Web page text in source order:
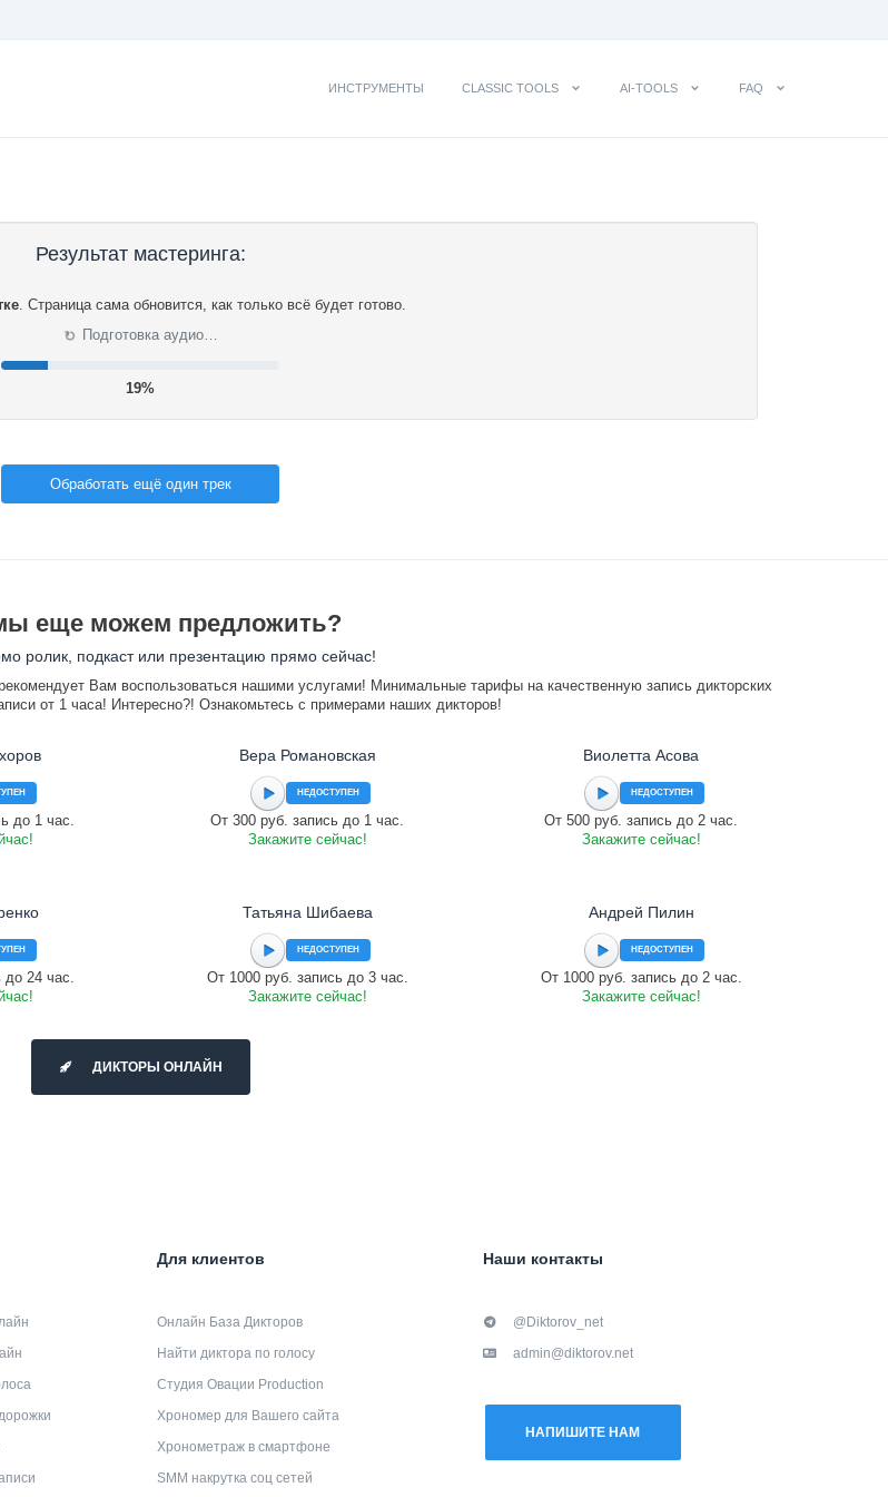
ИНСТРУМЕНТЫ CLASSIC TOOLS AI-TOOLS FAQ
Результат мастеринга:
. Страница сама обновится, как только всё будет готово.
⟳ Подготовка аудио…
20%
Обработать ещё один трек
еще можем предложить?
ролик, подкаст или презентацию прямо сейчас!
Вам воспользоваться нашими услугами! Минимальные тарифы на качественную запись дикторских
от 1 часа! Интересно?! Ознакомьтесь с примерами наших дикторов!
до 1 час.
Вера Романовская
НЕДОСТУПЕН
От 300 руб. запись до 1 час.
Закажите сейчас!
Виолетта Асова
НЕДОСТУПЕН
От 500 руб. запись до 2 час.
Закажите сейчас!
до 24 час.
Татьяна Шибаева
НЕДОСТУПЕН
От 1000 руб. запись до 3 час.
Закажите сейчас!
Андрей Пилин
НЕДОСТУПЕН
От 1000 руб. запись до 2 час.
Закажите сейчас!
ДИКТОРЫ ОНЛАЙН
Для клиентов
Онлайн База Дикторов
Найти диктора по голосу
Студия Овации Production
Хрономер для Вашего сайта
Хронометраж в смартфоне
SMM накрутка соц сетей
Наши контакты
@Diktorov_net
admin@diktorov.net
НАПИШИТЕ НАМ